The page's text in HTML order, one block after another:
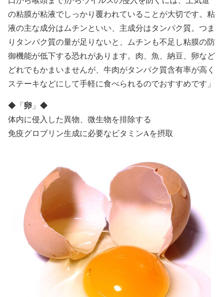
の粘膜が粘液でしっかり覆われていることが大切です。粘
液の主な成分はムチンといい、主成分はタンパク質。つま
りタンパク質の量が足りないと、ムチンも不足し粘膜の防
御機能が低下する恐れがあります。肉、魚、納豆、卵など
どれでもかまいませんが、牛肉がタンパク質含有率が高く
ステーキなどにして手軽に食べられるのでおすすめです」
◆ 「卵 」 ◆
体内に侵入した異物、微生物を排除する
免疫グロブリン生成に必要なビタミンAを摂取